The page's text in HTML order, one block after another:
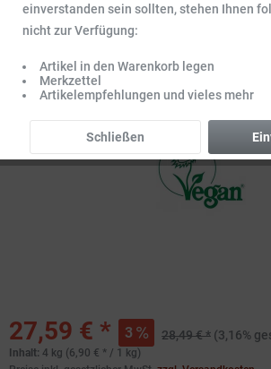
27,59 € * 3 28,49 € * (3,16%
Inhalt: 4 kg (6,90 € * / 1 kg)
einverstanden sein sollten, stehen Ihnen
nicht zur Verfügung:
Artikel in den Warenkorb legen
Merkzettel
Artikelempfehlungen und vieles mehr
Schließen